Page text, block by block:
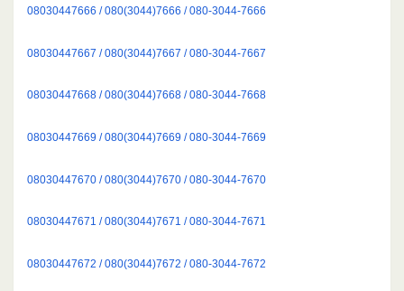
08030447666 / 080(3044)7666 / 080-3044-7666
08030447667 / 080(3044)7667 / 080-3044-7667
08030447668 / 080(3044)7668 / 080-3044-7668
08030447669 / 080(3044)7669 / 080-3044-7669
08030447670 / 080(3044)7670 / 080-3044-7670
08030447671 / 080(3044)7671 / 080-3044-7671
08030447672 / 080(3044)7672 / 080-3044-7672